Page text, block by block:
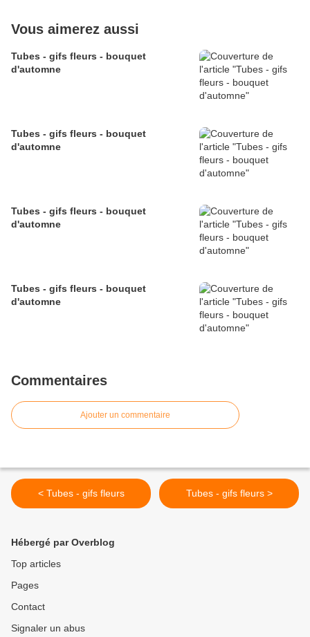
Vous aimerez aussi
Tubes - gifs fleurs - bouquet
d'automne
Tubes - gifs fleurs - bouquet
d'automne
Tubes - gifs fleurs - bouquet
d'automne
Tubes - gifs fleurs - bouquet
d'automne
Commentaires
Ajouter un commentaire
< Tubes - gifs fleurs Tubes - gifs fleurs >
Hébergé par Overblog
Top articles
Pages
Contact
Signaler un abus